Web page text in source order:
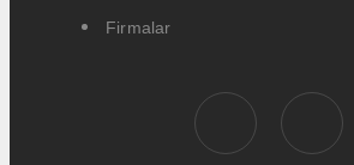
Firmalar